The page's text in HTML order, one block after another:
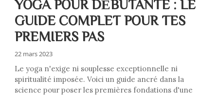
YOGA POUR DÉBUTANTE : LE
GUIDE COMPLET POUR TES
PREMIERS PAS
22 mars 2023
Le yoga n'exige ni souplesse exceptionnelle ni
spiritualité imposée. Voici un guide ancré dans la
science pour poser les premières fondations d'une